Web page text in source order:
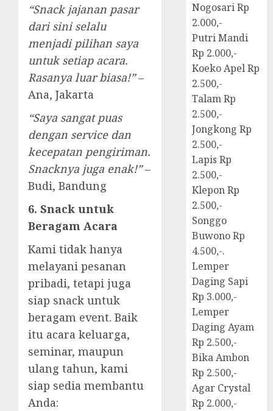
“Snack jajanan pasar
dari sini selalu
menjadi pilihan saya
untuk setiap acara.
Rasanya luar biasa!”–
Ana, Jakarta
“Saya sangat puas
dengan service dan
kecepatan pengiriman.
Snacknya juga enak!”–
Budi, Bandung
6. Snack untuk
Beragam Acara
Kami tidak hanya
melayani pesanan
pribadi, tetapi juga
siap snack untuk
beragam event. Baik
itu acara keluarga,
seminar, maupun
ulang tahun, kami
siap sedia membantu
Anda:
Nogosari Rp
2.000,-
Putri Mandi
Rp 2.000,-
Koeko Apel Rp
2.500,-
Talam Rp
2.500,-
Jongkong Rp
2.500,-
Lapis Rp
2.500,-
Klepon Rp
2.500,-
Songgo
Buwono Rp
4.500,-.
Lemper
Daging Sapi
Rp 3.000,-
Lemper
Daging Ayam
Rp 2.500,-
Bika Ambon
Rp 2.500,-
Agar Crystal
Rp 2.000,-